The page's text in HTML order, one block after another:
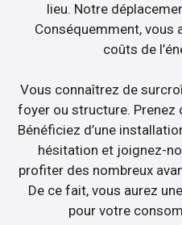
lieu. Notre
Conséquemment, vous
coûts de
Vous connaîtrez de
foyer ou structure. Prenez
Bénéficiez d’une
hésitation et joignez-
profiter des nombreux
De ce fait, vous aurez
pour votre